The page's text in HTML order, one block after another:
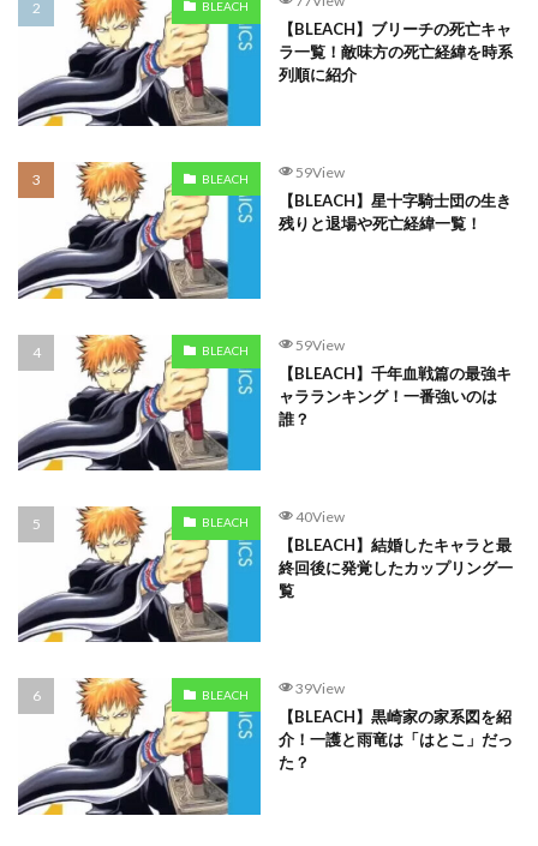
BLEACH
【BLEACH】ブリーチの死亡キャ
ラ一覧！敵味方の死亡経緯を時系
列順に紹介
BLEACH 59View
【BLEACH】星十字騎士団の生き
残りと退場や死亡経緯一覧！
BLEACH 59View
【BLEACH】千年血戦篇の最強キ
ャラランキング！一番強いのは
誰？
BLEACH 40View
【BLEACH】結婚したキャラと最
終回後に発覚したカップリング一
覧
BLEACH 39View
【BLEACH】黒崎家の家系図を紹
介！一護と雨竜は「はとこ」だっ
た？